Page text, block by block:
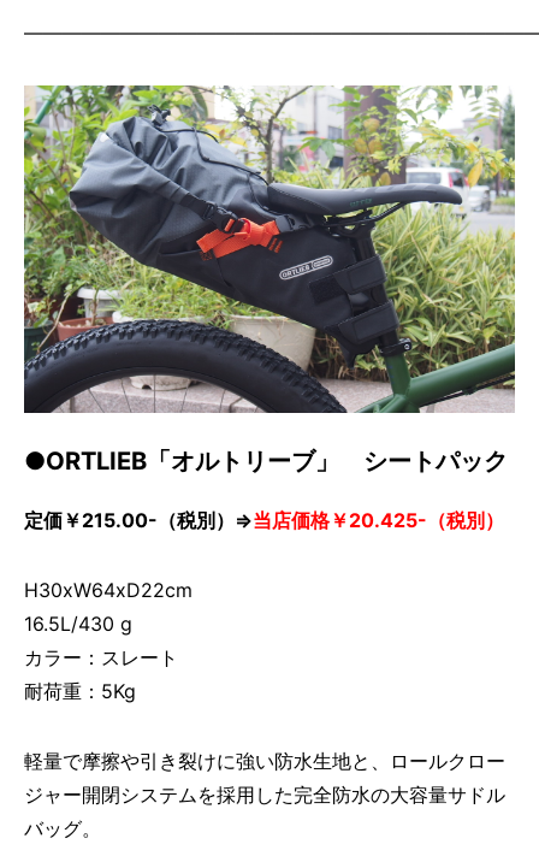
●ORTLIEB「オルトリーブ」 シートパック
定価￥215.00-（税別）⇒当店価格￥20.425-（税別）
H30xW64xD22cm
16.5L/430 g
カラー：スレート
耐荷重：5Kg
軽量で摩擦や引き裂けに強い防水生地と、ロールクロー
ジャー開閉システムを採用した完全防水の大容量サドル
バッグ。